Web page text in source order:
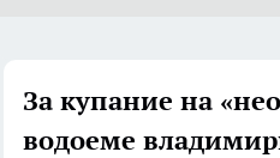
За купание на
водоеме